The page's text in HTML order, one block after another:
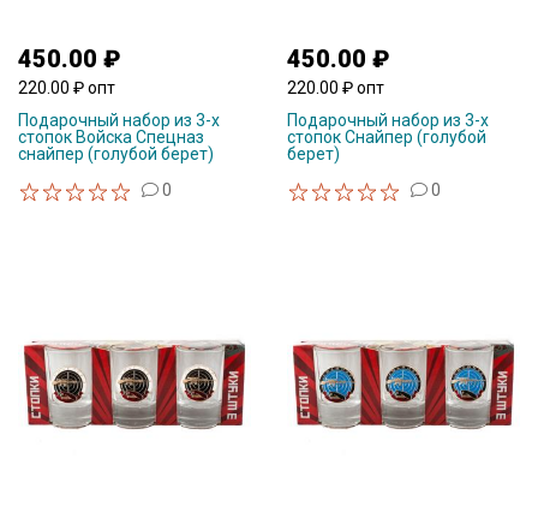
450.00 ₽
220.00 ₽ опт
Подарочный набор из 3-х
стопок Войска Спецназ
снайпер (голубой берет)
0
450.00 ₽
220.00 ₽ опт
Подарочный набор из 3-х
стопок Снайпер (голубой
берет)
0